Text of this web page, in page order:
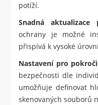
potíží.
Snadná aktualizace
ochrany je možné
přispívá k vysoké
Nastavení pro
bezpečnosti dle
umožňuje definovat
skenovaných souborů